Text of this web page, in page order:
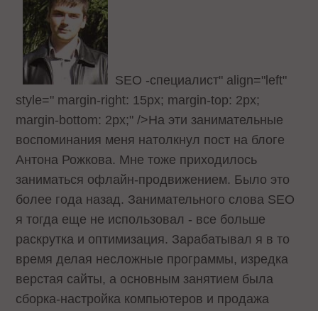
SEO -специалист" align="left"
style=" margin-right: 15px; margin-top: 2px;
margin-bottom: 2px;" />На эти занимательные
воспоминания меня натолкнул пост на блоге
Антона Рожкова. Мне тоже приходилось
заниматься офлайн-продвижением. Было это
более года назад. Занимательного слова SEO
я тогда еще не использовал - все больше
раскрутка и оптимизация. Зарабатывал я в то
время делая несложные программы, изредка
верстая сайты, а основным занятием была
сборка-настройка компьютеров и продажа